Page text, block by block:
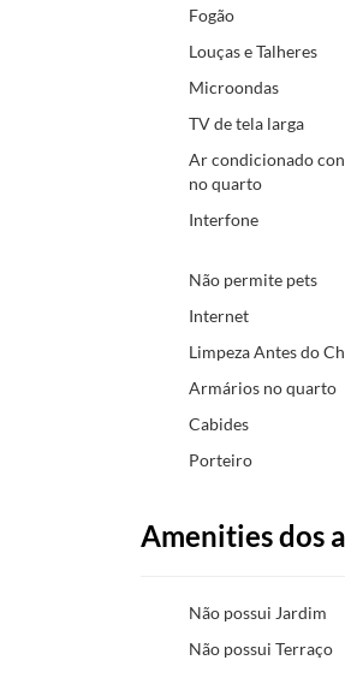
Fogão
Louças e Talheres
Microondas
TV de tela larga
Ar condicionado
no quarto
Interfone
Não permite pets
Internet
Limpeza Antes do
Armários no quarto
Cabides
Porteiro
Amenities dos
Não possui Jardim
Não possui Terraço